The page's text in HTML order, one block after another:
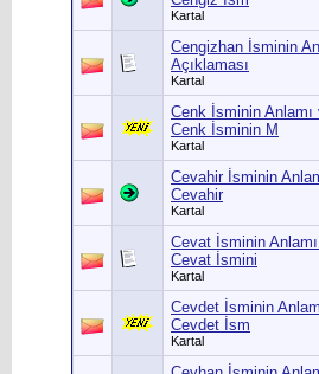
Kartal
Cengizhan İsminin
Açıklaması
Kartal
Cenk İsminin Anlamı
Cenk İsminin M
Kartal
Cevahir İsminin
Cevahir
Kartal
Cevat İsminin
Cevat İsmini
Kartal
Cevdet İsminin
Cevdet İsm
Kartal